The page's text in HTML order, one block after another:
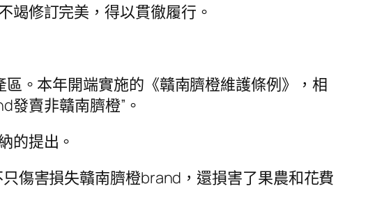
竭修訂完美，得以貫徹履行。
。本年開端實施的《贛南臍橙維護條例》，相
發賣非贛南臍橙”。
的提出。
傷害損失贛南臍橙brand，還損害了果農和花費